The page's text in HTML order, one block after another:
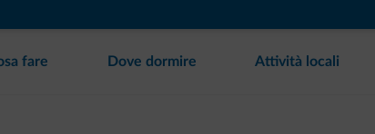
fare Dove dormire Attività locali